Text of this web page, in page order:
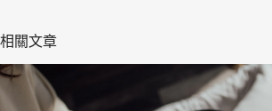
相關文章